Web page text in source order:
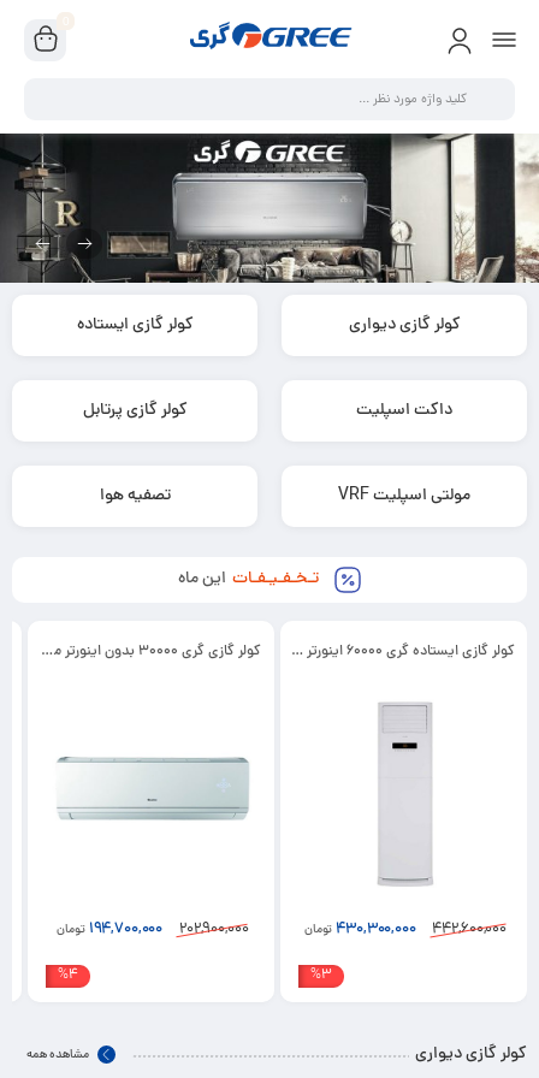
کولر گازی دیواری کولر گازی ایستاده
داکت اسپلیت کولر گازی پرتابل
مولتی اسپلیت VRF تصفیه هوا
تـخـفـیـفـات این ماه
کولر گازی ایستاده گری 60000 اینورتر مدل GVH60APXL-K3DTC7A
442,600,000
430,300,000 تومان
%3
کولر گازی گری 30000 بدون اینورتر مدل GWH30AGEXH-K3DTA2B
202,900,000
194,700,000 تومان
%4
کولر گازی دیواری مشاهده همه